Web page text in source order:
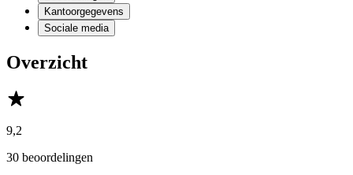
Kantoorgegevens
Sociale media
Overzicht
9,2
30 beoordelingen